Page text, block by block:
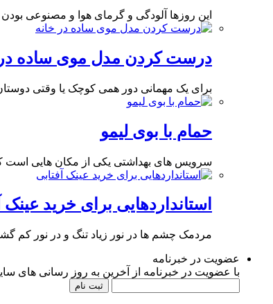
این روزها آلودگی و گرمای هوا و مصنوعی
درست کردن مدل موی ساده در
برای یک مهمانی دور همی کوچک یا وقتی
حمام با بوی لیمو
سرویس های بهداشتی یکی از مکان هایی است
استانداردهایی برای خرید عینک
مردمک چشم ها در نور زیاد تنگ و در نور کم
عضویت در خبرنامه
با عضویت در خبرنامه از آخرین به روز رسانی های